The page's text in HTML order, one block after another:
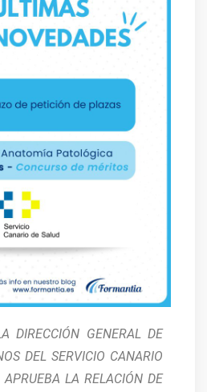
DIRECCIÓN GENERAL DE
DEL SERVICIO CANARIO
LA RELACIÓN DE